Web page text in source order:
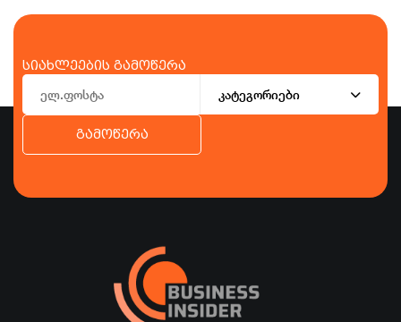
სიახლეების გამოწერა
კატეგორიები
გამოწერა